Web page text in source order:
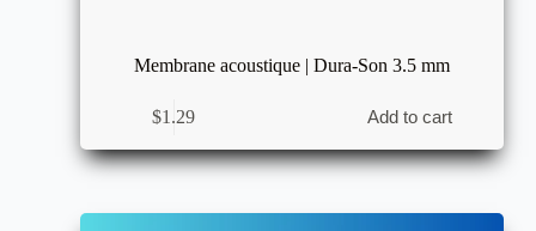
Membrane acoustique | Dura-Son 3.5 mm
$1.29 Add to cart